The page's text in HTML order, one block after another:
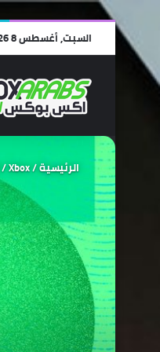
السبت, أغسطس 8 2026
الرئيسية/
Xbox
/